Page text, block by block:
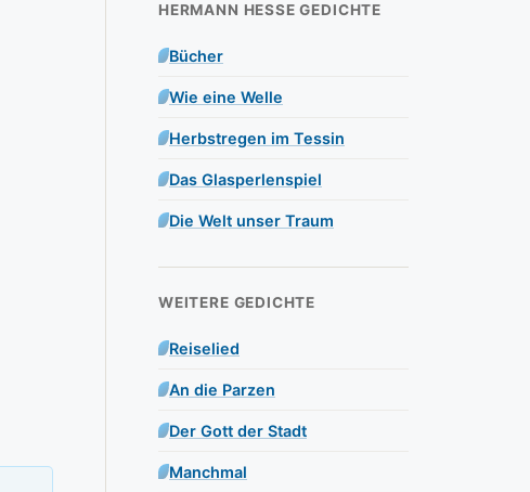
HERMANN HESSE GEDICHTE
Bücher
Wie eine Welle
Herbstregen im Tessin
Das Glasperlenspiel
Die Welt unser Traum
WEITERE GEDICHTE
Reiselied
An die Parzen
Der Gott der Stadt
Manchmal